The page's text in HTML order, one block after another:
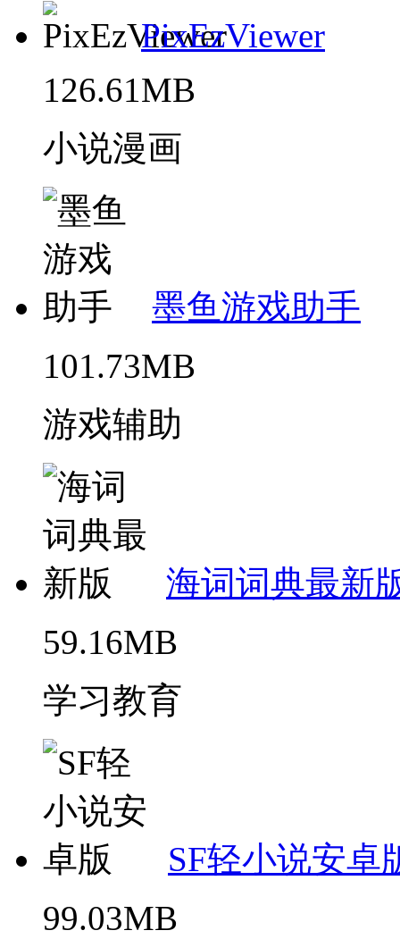
PixEzViewer
126.61MB
小说漫画
墨鱼游戏助手
101.73MB
游戏辅助
海词词典最新
59.16MB
学习教育
SF轻小说安卓
99.03MB